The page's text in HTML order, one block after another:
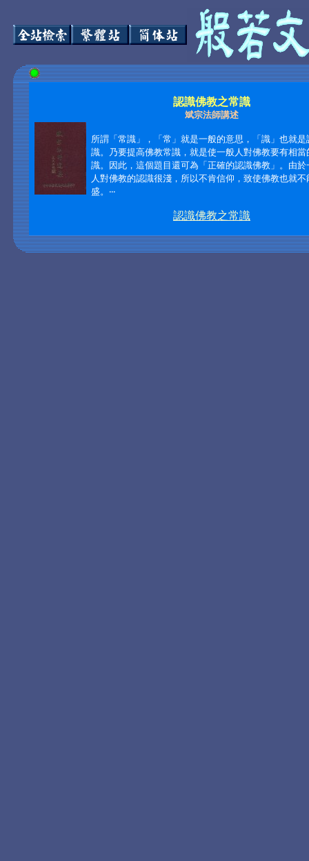
認識佛教之常識
斌宗法師講述
所謂「常識」，「常」就是一般的意思，「識」也就是
識。乃要提高佛教常識，就是使一般人對佛教要有相當
識。因此，這個題目還可為「正確的認識佛教」。由於
人對佛教的認識很淺，所以不肯信仰，致使佛教也就不
盛。‧‧‧
認識佛教之常識